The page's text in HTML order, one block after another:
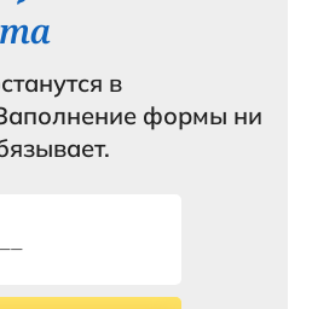
в
формы ни